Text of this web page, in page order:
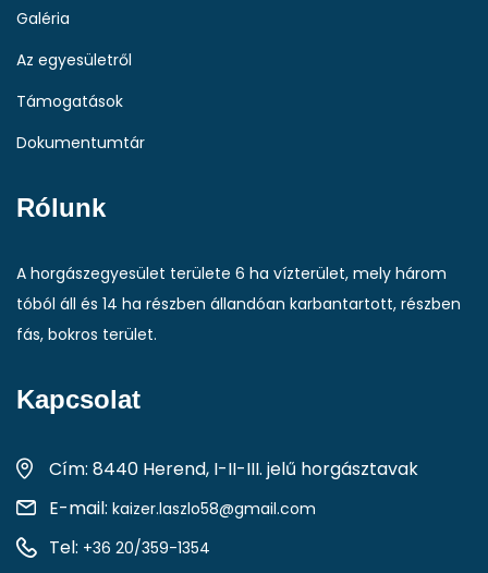
Galéria
Az egyesületről
Támogatások
Dokumentumtár
Rólunk
A horgászegyesület területe 6 ha vízterület, mely három
tóból áll és 14 ha részben állandóan karbantartott, részben
fás, bokros terület.
Kapcsolat
Cím: 8440 Herend, I-II-III. jelű horgásztavak
E-mail: kaizer.laszlo58@gmail.com
Tel: +36 20/359-1354